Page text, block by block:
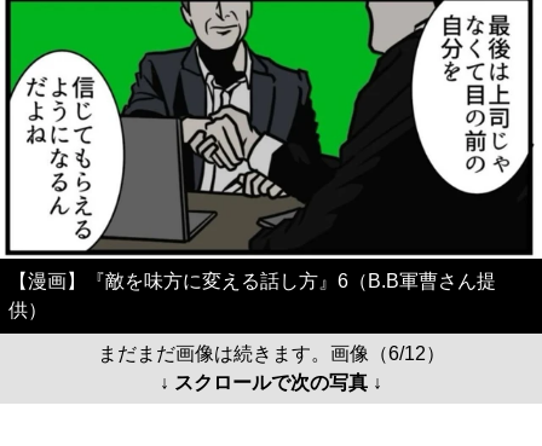
【漫画】『敵を味方に変える話し方』6（B.B軍曹さん提
供）
まだまだ画像は続きます。画像（6/12）
↓ スクロールで次の写真 ↓